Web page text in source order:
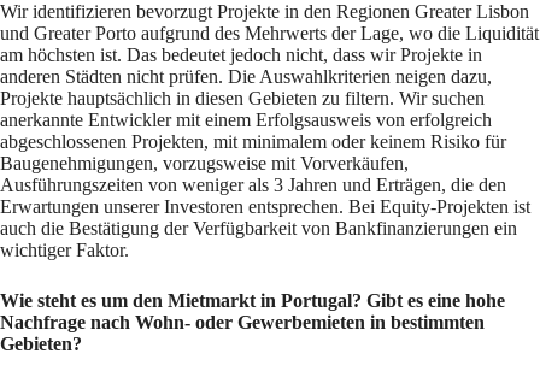
Wir identifizieren bevorzugt Projekte in den Regionen Greater Lisbon
und Greater Porto aufgrund des Mehrwerts der Lage, wo die Liquidität
am höchsten ist. Das bedeutet jedoch nicht, dass wir Projekte in
anderen Städten nicht prüfen. Die Auswahlkriterien neigen dazu,
Projekte hauptsächlich in diesen Gebieten zu filtern. Wir suchen
anerkannte Entwickler mit einem Erfolgsausweis von erfolgreich
abgeschlossenen Projekten, mit minimalem oder keinem Risiko für
Baugenehmigungen, vorzugsweise mit Vorverkäufen,
Ausführungszeiten von weniger als 3 Jahren und Erträgen, die den
Erwartungen unserer Investoren entsprechen. Bei Equity-Projekten ist
auch die Bestätigung der Verfügbarkeit von Bankfinanzierungen ein
wichtiger Faktor.
Wie steht es um den Mietmarkt in Portugal? Gibt es eine hohe
Nachfrage nach Wohn- oder Gewerbemieten in bestimmten
Gebieten?